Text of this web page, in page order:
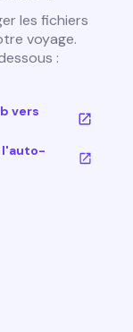
les fichiers
voyage.
:
vers
l'auto-